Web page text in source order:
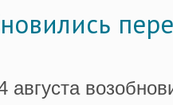
августа